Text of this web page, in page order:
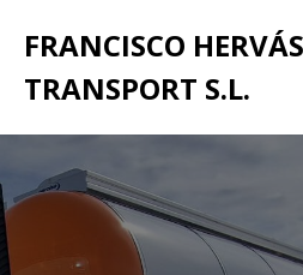
al
FRANCISCO HERVÁS
TRANSPORT S.L.